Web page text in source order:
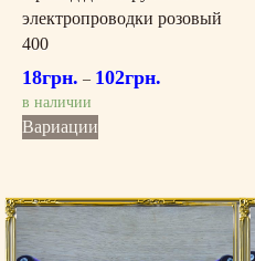
электропроводки розовый
400
18грн. – 102грн.
в наличии
Вариации
несколько
Опции